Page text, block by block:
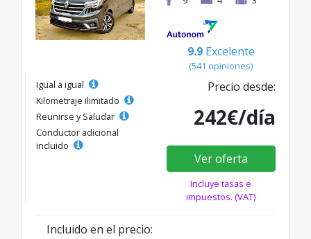
9.9 Excelente
(541 opiniones)
Igual a igual
Kilometraje ilimitado
Reunirse y Saludar
Conductor adicional
incluido
Precio desde:
242€/día
Ver oferta
Incluye tasas e
impuestos. (VAT)
Incluido en el precio: